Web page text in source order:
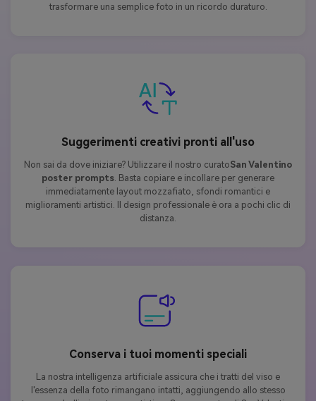
trasformare una semplice foto in un ricordo duraturo.
Suggerimenti creativi pronti all'uso
Non sai da dove iniziare? Utilizzare il nostro curatoSan Valentino
poster prompts. Basta copiare e incollare per generare
immediatamente layout mozzafiato, sfondi romantici e
miglioramenti artistici. Il design professionale è ora a pochi clic di
distanza.
Conserva i tuoi momenti speciali
La nostra intelligenza artificiale assicura che i tratti del viso e
l'essenza della foto rimangano intatti, aggiungendo allo stesso